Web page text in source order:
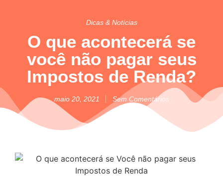
Dicas & Notícias
O que acontecerá se
você não pagar seus
Impostos de Renda?
maio 20, 2021 Sem Comentários